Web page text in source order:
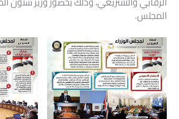
المجلس.